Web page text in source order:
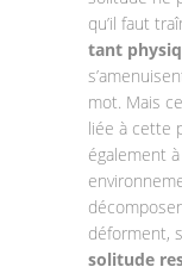
qu’il faut
tant
mot. Mais
liée à cette
également
déforment,
solitude